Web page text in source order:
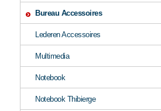
Bureau Accessoires
Lederen Accessoires
Multimedia
Notebook
Notebook Thibierge